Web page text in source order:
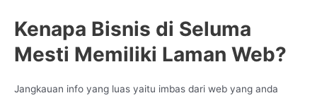
Kenapa Bisnis di Seluma
Mesti Memiliki Laman Web?
Jangkauan info yang luas yaitu imbas dari web yang anda